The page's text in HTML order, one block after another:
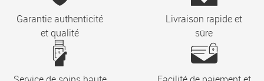
Garantie authenticité
et qualité
Livraison rapide et
sûre